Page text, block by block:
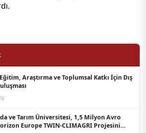
Eğitim, Araştırma ve Toplumsal Katkı İçin Dış
ve Tarım Üniversitesi, 1,5 Milyon Avro
Europe TWIN-CLIMAGRI Projesini